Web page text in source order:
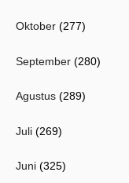
Oktober (277)
September (280)
Agustus (289)
Juli (269)
Juni (325)